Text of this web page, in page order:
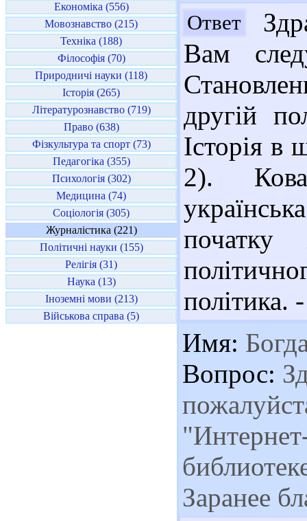
Економіка (556)
Мовознавство (215)
Техніка (188)
Філософія (70)
Природничі науки (118)
Історія (265)
Літературознавство (719)
Право (638)
Фізкультура та спорт (73)
Педагогіка (355)
Психологія (302)
Медицина (74)
Соціологія (305)
Журналістика (221)
Політичні науки (155)
Релігія (31)
Наука (13)
Іноземні мови (213)
Військова справа (5)
Ответ
Вам
другій
Історія
2).
Имя:
Вопрос:
Заранее